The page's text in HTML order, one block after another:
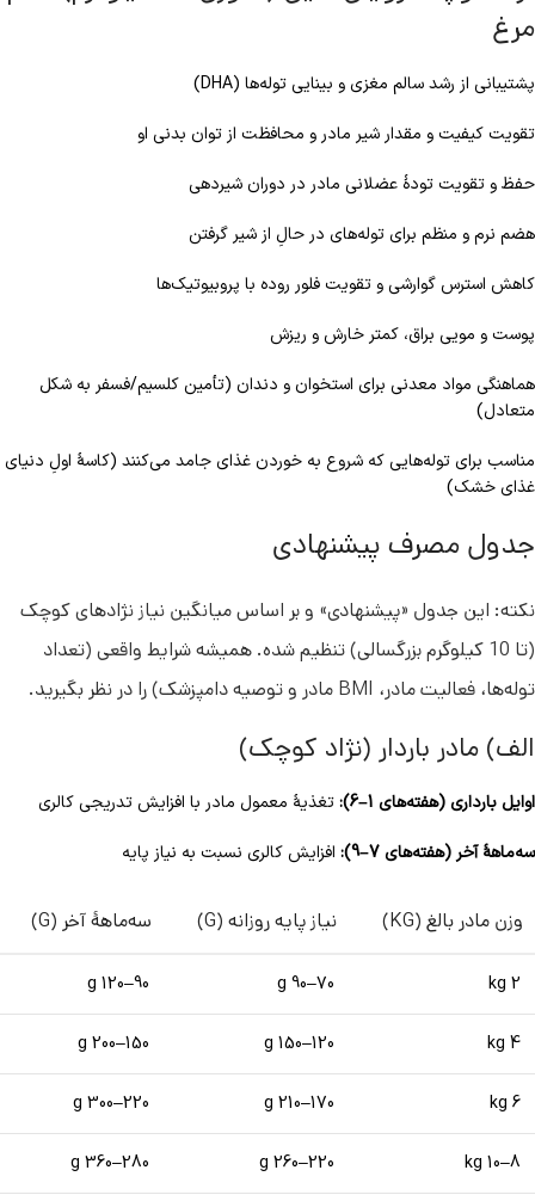
مرغ
پشتیبانی از رشد سالم مغزی و بینایی توله‌ها (DHA)
تقویت کیفیت و مقدار شیر مادر و محافظت از توان بدنی او
حفظ و تقویت تودهٔ عضلانی مادر در دوران شیردهی
هضم نرم و منظم برای توله‌های در حالِ از شیر گرفتن
کاهش استرس گوارشی و تقویت فلور روده با پروبیوتیک‌ها
پوست و مویی براق، کمتر خارش و ریزش
هماهنگی مواد معدنی برای استخوان و دندان (تأمین کلسیم/فسفر به شکل
متعادل)
مناسب برای توله‌هایی که شروع به خوردن غذای جامد می‌کنند (کاسهٔ اولِ دنیای
غذای خشک)
جدول مصرف پیشنهادی
نکته: این جدول «پیشنهادی» و بر اساس میانگین نیاز نژادهای کوچک
(تا 10 کیلوگرم بزرگسالی) تنظیم شده. همیشه شرایط واقعی (تعداد
توله‌ها، فعالیت مادر، BMI مادر و توصیه دامپزشک) را در نظر بگیرید.
الف) مادر باردار (نژاد کوچک)
اوایل بارداری (هفته‌های 1–6):
تغذیهٔ معمول مادر با افزایش تدریجی کالری
سه‌ماههٔ آخر (هفته‌های 7–9):
افزایش کالری نسبت به نیاز پایه
وزن مادر بالغ (KG) نیاز پایه روزانه (G) سه‌ماههٔ آخر (G)
2 kg
70–90 g
90–120 g
4 kg
120–150 g
150–200 g
6 kg
170–210 g
220–300 g
8–10 kg
220–260 g
280–360 g